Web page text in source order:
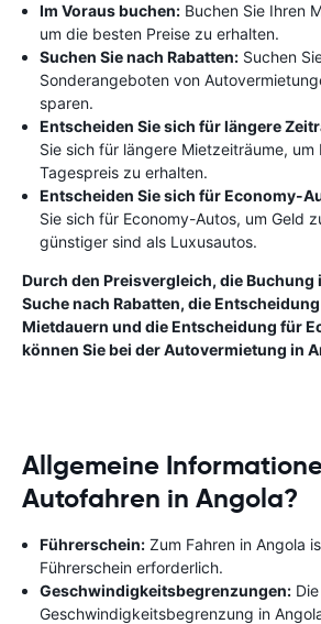
Im Voraus buchen: Buchen Sie Ihren
um die besten Preise zu erhalten.
Suchen Sie nach Rabatten: Suchen
Sonderangeboten von
sparen.
Entscheiden Sie sich für längere
Sie sich für längere Mietzeiträume,
Tagespreis zu erhalten.
Entscheiden Sie sich für Economy-
Sie sich für Economy-Autos, um Geld
günstiger sind als Luxusautos.
Durch den Preisvergleich, die Buchung
Suche nach Rabatten, die
Mietdauern und die Entscheidung für
können Sie bei der Autovermietung in
Allgemeine
Autofahren in Angola?
Führerschein: Zum Fahren in Angola
Führerschein erforderlich.
Geschwindigkeitsbegrenzungen: Die
Geschwindigkeitsbegrenzung in